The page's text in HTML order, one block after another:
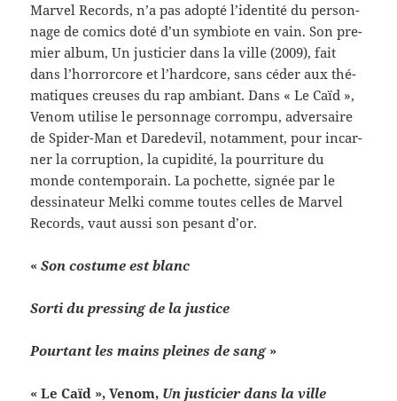
Mar­vel Records, n’a pas adopté l’identité du per­son­
nage de comics doté d’un sym­biote en vain. Son pre­
mier album, Un jus­ticier dans la ville (2009), fait
dans l’horrorcore et l’hardcore, sans céder aux thé­
ma­tiques creuses du rap ambiant. Dans « Le Caïd »,
Venom utilise le per­son­nage cor­rompu, adver­saire
de Spider-​Man et Dare­devil, notam­ment, pour incar­
ner la cor­rup­tion, la cupid­ité, la pour­ri­t­ure du
monde con­tem­po­rain. La pochette, signée par le
dessi­na­teur Melki comme toutes celles de Mar­vel
Records, vaut aussi son pesant d’or.
«Son cos­tume est blanc
Sorti du press­ing de la justice
Pour­tant les mains pleines de sang»
« Le Caïd », Venom, Un jus­ticier dans la ville